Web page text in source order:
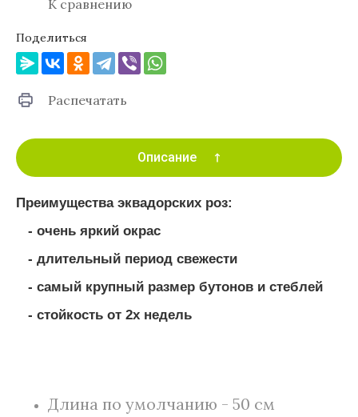
К сравнению
Поделиться
Распечатать
Описание
Преимущества эквадорских роз:
- очень яркий окрас
- длительный период свежести
- самый крупный размер бутонов и стеблей
- стойкость от 2х недель
Длина по умолчанию - 50 см